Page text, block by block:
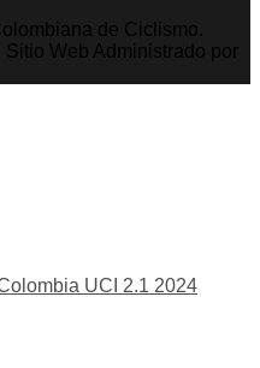
de Ciclismo.
Web Administrado por
UCI 2.1 2024